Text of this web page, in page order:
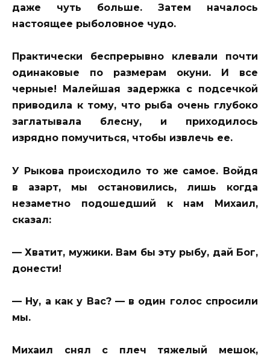
даже чуть больше. Затем началось
настоящее рыболовное чудо.
Практически беспрерывно клевали почти
одинаковые по размерам окуни. И все
черные! Малейшая задержка с подсечкой
приводила к тому, что рыба очень глубоко
заглатывала блесну, и приходилось
изрядно помучиться, чтобы извлечь ее.
У Рыкова происходило то же самое. Войдя
в азарт, мы остановились, лишь когда
незаметно подошедший к нам Михаил,
сказал:
— Хватит, мужики. Вам бы эту рыбу, дай Бог,
донести!
— Ну, а как у Вас? — в один голос спросили
мы.
Михаил снял с плеч тяжелый мешок,